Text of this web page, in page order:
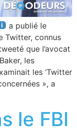
a publié le
Twitter, connus
que l’avocat
les
les ‘Twitter
», a
le FBI